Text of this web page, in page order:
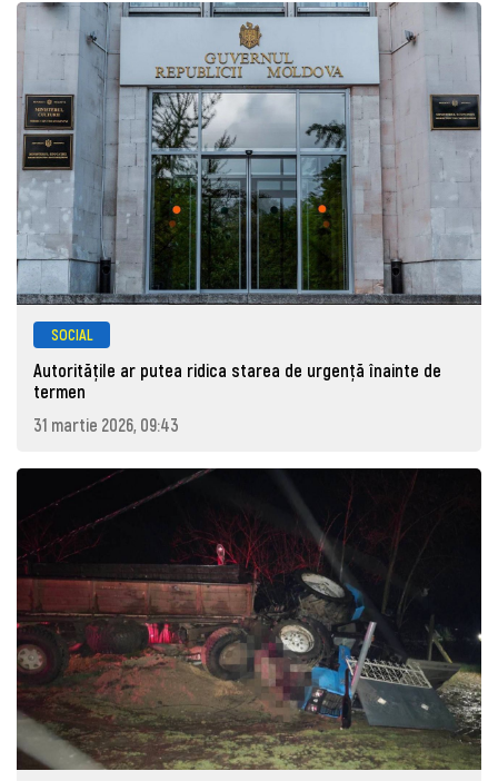
SOCIAL
Autoritățile ar putea ridica starea de urgență înainte de
termen
31 martie 2026, 09:43